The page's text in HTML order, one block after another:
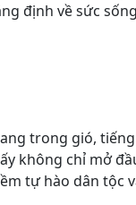
định về sức
trong gió,
không chỉ mở
tự hào dân tộc